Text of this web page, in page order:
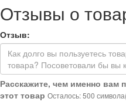
Отзывы о
Отзыв:
Расскажите, чем именно вам
этот товар Осталось: 500